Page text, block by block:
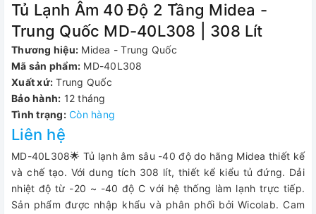
Tủ Lạnh Âm 40 Độ 2 Tầng Midea -
Trung Quốc MD-40L308 | 308 Lít
Thương hiệu: Midea - Trung Quốc
Mã sản phẩm: MD-40L308
Xuất xứ: Trung Quốc
Bảo hành: 12 tháng
Tình trạng: Còn hàng
Liên hệ
MD-40L308🌟 Tủ lạnh âm sâu -40 độ do hãng Midea thiết kế
và chế tạo. Với dung tích 308 lít, thiết kể kiểu tủ đứng. Dải
nhiệt độ từ -20 ~ -40 độ C với hệ thống làm lạnh trực tiếp.
Sản phẩm được nhập khẩu và phân phối bởi Wicolab. Cam